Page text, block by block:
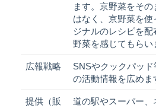
ます。京野菜をそ
はなく、京野菜を使
ジナルのレシピを
野菜を感じてもらい
広報戦略
SNSやクックパッ
の活動情報を広めま
提供（販
道の駅やスーパー、